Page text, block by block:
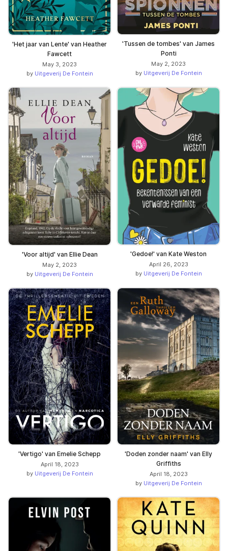
'Het jaar van Lente' van Heather
Fawcett
May 3, 2023
by Uitgeverij De Fontein
'Tussen de tombes' van James
Ponti
May 2, 2023
by Uitgeverij De Fontein
'Voor altijd' van Ellie Dean
May 2, 2023
by Uitgeverij De Fontein
'Gedoe!' van Kate Weston
April 26, 2023
by Uitgeverij De Fontein
'Vertigo' van Emelie Schepp
April 18, 2023
by Uitgeverij De Fontein
'Doden zonder naam' van Elly
Griffiths
April 18, 2023
by Uitgeverij De Fontein